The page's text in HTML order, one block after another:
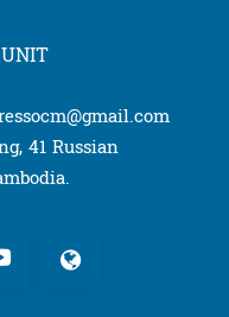
41 Russian